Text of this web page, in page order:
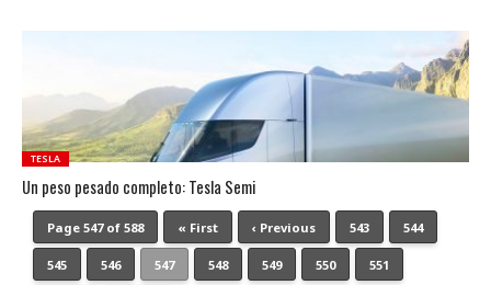
TESLA
Un peso pesado completo: Tesla Semi
Page 547 of 588 « First ‹ Previous 543 544
545 546 547 548 549 550 551